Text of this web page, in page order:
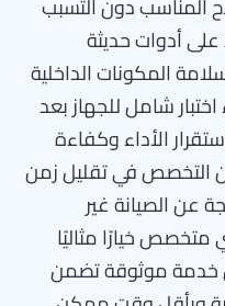
أدوات حديثة
المكونات الداخلية
اختبار شامل للجهاز بعد
الأداء وكفاءة
التخصص في تقليل زمن
عن الصيانة غير
خيارًا مثاليًا
خدمة موثوقة تضمن